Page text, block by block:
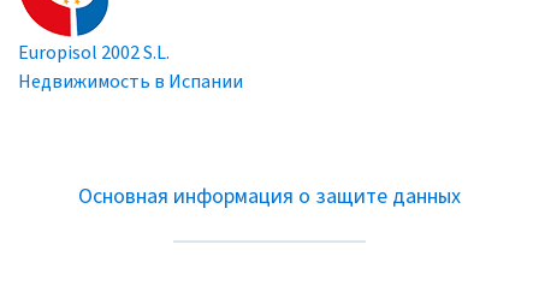
Europisol 2002 S.L.
Недвижимость в Испании
Основная информация о защите данных